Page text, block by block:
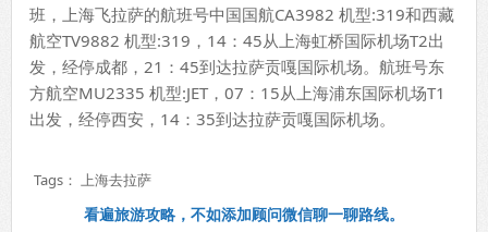
班，上海飞拉萨的航班号中国国航CA3982 机型:319和西藏
航空TV9882 机型:319，14：45从上海虹桥国际机场T2出
发，经停成都，21：45到达拉萨贡嘎国际机场。航班号东
方航空MU2335 机型:JET，07：15从上海浦东国际机场T1
出发，经停西安，14：35到达拉萨贡嘎国际机场。
Tags： 上海去拉萨
看遍旅游攻略，不如添加顾问微信聊一聊路线。